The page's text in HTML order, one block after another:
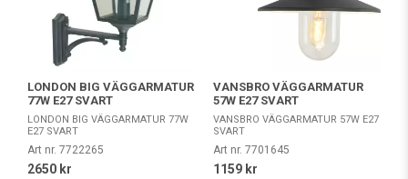
LONDON BIG VÄGGARMATUR
77W E27 SVART
LONDON BIG VÄGGARMATUR 77W
E27 SVART
Art nr. 7722265
2650 kr
VANSBRO VÄGGARMATUR
57W E27 SVART
VANSBRO VÄGGARMATUR 57W E27
SVART
Art nr. 7701645
1159 kr